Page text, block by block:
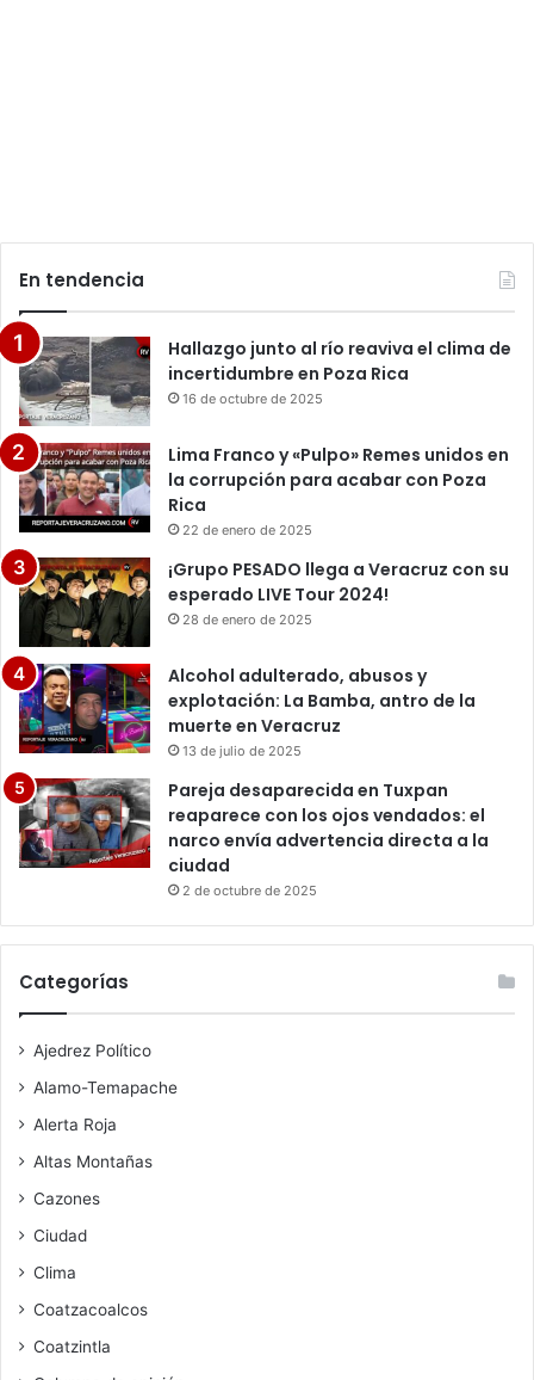
En tendencia
Hallazgo junto al río reaviva el clima de
incertidumbre en Poza Rica
16 de octubre de 2025
Lima Franco y «Pulpo» Remes unidos en
la corrupción para acabar con Poza
Rica
22 de enero de 2025
¡Grupo PESADO llega a Veracruz con su
esperado LIVE Tour 2024!
28 de enero de 2025
Alcohol adulterado, abusos y
explotación: La Bamba, antro de la
muerte en Veracruz
13 de julio de 2025
Pareja desaparecida en Tuxpan
reaparece con los ojos vendados: el
narco envía advertencia directa a la
ciudad
2 de octubre de 2025
Categorías
Ajedrez Político
Alamo-Temapache
Alerta Roja
Altas Montañas
Cazones
Ciudad
Clima
Coatzacoalcos
Coatzintla